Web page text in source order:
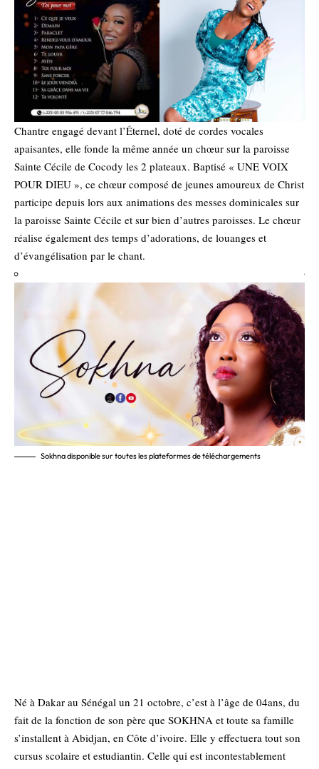
Chantre engagé devant l’Éternel, doté de cordes vocales
apaisantes, elle fonde la même année un chœur sur la paroisse
Sainte Cécile de Cocody les 2 plateaux. Baptisé « UNE VOIX
POUR DIEU », ce chœur composé de jeunes amoureux de Christ
participe depuis lors aux animations des messes dominicales sur
la paroisse Sainte Cécile et sur bien d’autres paroisses. Le chœur
réalise également des temps d’adorations, de louanges et
d’évangélisation par le chant.
Sokhna disponible sur toutes les plateformes de téléchargements
Né à Dakar au Sénégal un 21 octobre, c’est à l’âge de 04ans, du
fait de la fonction de son père que SOKHNA et toute sa famille
s’installent à Abidjan, en Côte d’ivoire. Elle y effectuera tout son
cursus scolaire et estudiantin. Celle qui est incontestablement